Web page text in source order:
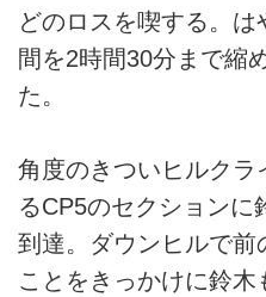
どのロスを喫する。
間を2時間30分まで縮
た。
角度のきついヒルクラ
るCP5のセクションに
到達。ダウンヒルで前
ことをきっかけに鈴